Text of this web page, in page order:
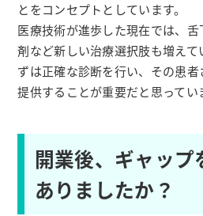
とをコンセプトとしています。
医療技術が進歩した現在では、
剤など新しい治療選択肢も増えて
ずは正確な診断を行い、その患
提供することが重要だと思ってい
開業後、ギャッ
ありましたか？